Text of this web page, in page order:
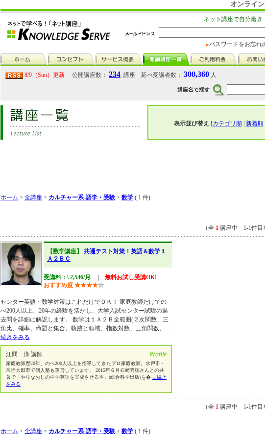
オンライ
ネット講座で自分磨
パスワードをお忘れ
8/9（Sun）更新 公開講座数： 234 講座 延べ受講者数： 300,360 人
表示並び替え [カテゴリ順| 新着順|
ホーム > 全講座 > カルチャー系-語学・受験 > 数学 ( 1 件)
（全 1 講座中 1-1件目
【数学講座】 共通テスト対策！英語＆数学１
Ａ２ＢＣ
受講料：\ 2,546/月
無料お試し受講OK!
おすすめ度 ★★★★☆
センター英語・数学対策はこれだけでＯＫ！ 家庭教師だけでの
べ200人以上、20年の経験を活かし、大学入試センター試験の過
去問を詳細に解説します。 数学は１Ａ２Ｂ全範囲(２次関数、三
角比、確率、命題と集合、軌跡と領域、指数対数、三角関数、 ...
続きをみる
江間 淳 講師
家庭教師歴20年、のべ200人以上を指導してきたプロ家庭教師。水戸市・
常陸太田市で個人塾も運営しています。 2015年６月石崎秀穂さんとの共
著で「やりなおしの中学英語を完成させる本」(総合科学出版)を�
...続き
をみる
（全 1 講座中 1-1件目
ホーム > 全講座 > カルチャー系-語学・受験 > 数学 ( 1 件)